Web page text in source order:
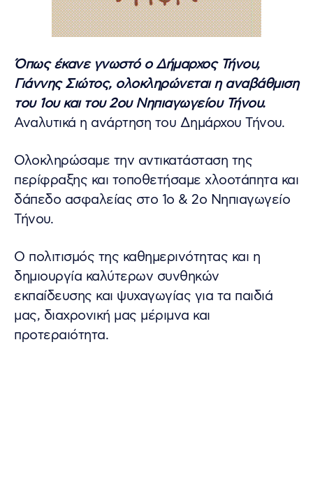
Όπως έκανε γνωστό ο Δήμαρχος Τήνου,
Γιάννης Σιώτος, ολοκληρώνεται η αναβάθμιση
του 1ου και του 2ου Νηπιαγωγείου Τήνου.
Αναλυτικά η ανάρτηση του Δημάρχου Τήνου.
Ολοκληρώσαμε την αντικατάσταση της
περίφραξης και τοποθετήσαμε χλοοτάπητα και
δάπεδο ασφαλείας στο 1ο & 2ο Νηπιαγωγείο
Τήνου.
Ο πολιτισμός της καθημερινότητας και η
δημιουργία καλύτερων συνθηκών
εκπαίδευσης και ψυχαγωγίας για τα παιδιά
μας, διαχρονική μας μέριμνα και
προτεραιότητα.